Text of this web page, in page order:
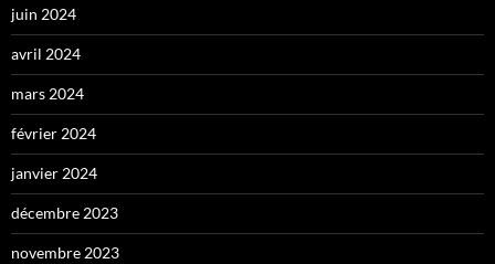
juin 2024
avril 2024
mars 2024
février 2024
janvier 2024
décembre 2023
novembre 2023